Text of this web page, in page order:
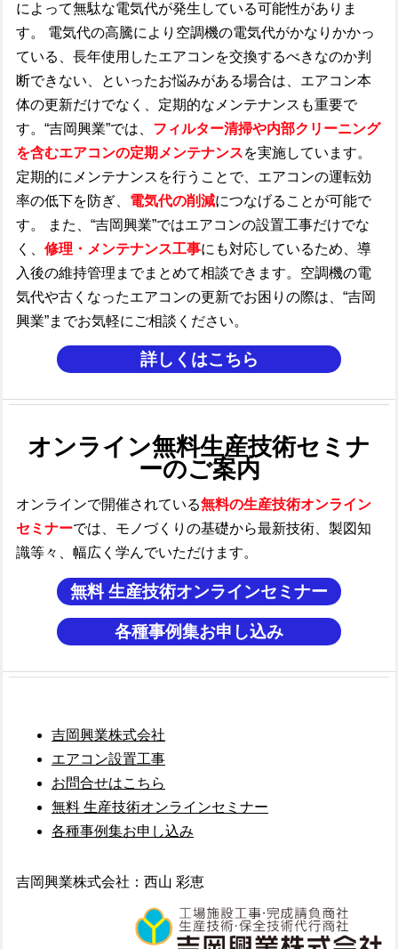
によって無駄な電気代が発生している可能性がありま
す。 電気代の高騰により空調機の電気代がかなりかかっ
ている、長年使用したエアコンを交換するべきなのか判
断できない、といったお悩みがある場合は、エアコン本
体の更新だけでなく、定期的なメンテナンスも重要で
す。“吉岡興業”では、 フィルター清掃や内部クリーニング
を含むエアコンの定期メンテナンスを実施しています。
定期的にメンテナンスを行うことで、エアコンの運転効
率の低下を防ぎ、 電気代の削減につなげることが可能で
す。 また、“吉岡興業”ではエアコンの設置工事だけでな
く、 修理・メンテナンス工事にも対応しているため、導
入後の維持管理までまとめて相談できます。空調機の電
気代や古くなったエアコンの更新でお困りの際は、“吉岡
興業”までお気軽にご相談ください。
詳しくはこちら
オンライン無料生産技術セミナ
ーのご案内
オンラインで開催されている無料の生産技術オンライン
セミナーでは、モノづくり の基礎から最新技術、製図知
識等々、幅広く学んでいただけます。
無料 生産技術オンラインセミナー
各種事例集お申し込み
吉岡興業株式会社
エアコン設置工事
お問合せはこちら
無料 生産技術オンラインセミナー
各種事例集お申し込み
吉岡興業株式会社：西山 彩恵